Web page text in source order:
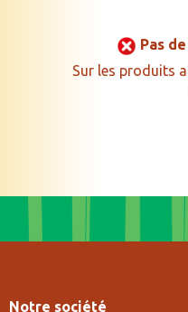
Pas
Sur les produits
Notre société